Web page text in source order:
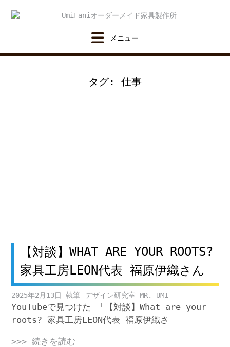
タグ: 仕事
【対談】WHAT ARE YOUR ROOTS?
家具工房LEON代表 福原伊織さん
2025年2月13日 デザイン研究室 MR. UMI
YouTubeで見つけた 「【対談】What are your
roots? 家具工房LEON代表 福原伊織さ
>>> 続きを読む